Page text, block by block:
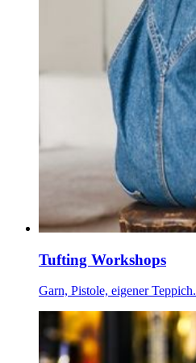
Tufting Workshops
Garn, Pistole, eigener Teppich.